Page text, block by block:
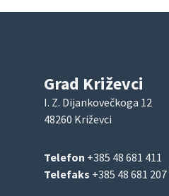
Grad Križevci
I. Z. Dijankovečkoga 12
48260 Križevci
Telefon +385 48 681 411
Telefaks +385 48 681 207